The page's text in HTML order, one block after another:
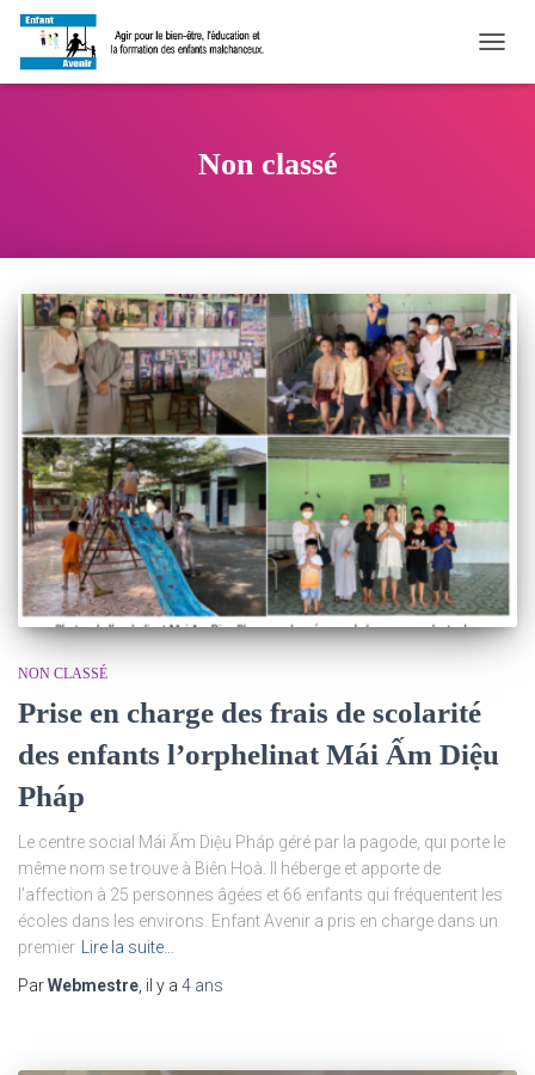
LA
Non classé
NON CLASSÉ
Prise en charge des frais de scolarité
des enfants l’orphelinat Mái Ấm Diệu
Pháp
Le centre social Mái Ấm Diệu Pháp géré par la pagode, qui porte le
même nom se trouve à Biên Hoà. Il héberge et apporte de
l’affection à 25 personnes âgées et 66 enfants qui fréquentent les
écoles dans les environs. Enfant Avenir a pris en charge dans un
premier
Lire la suite…
ParWebmestre , il y a 4 ans